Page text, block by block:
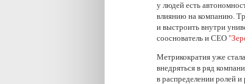
у людей есть
влиянию на компанию.
и выстроить внутри
сооснователь и CEO
Метрикократия уже
внедряться в ряд
в распределении ролей